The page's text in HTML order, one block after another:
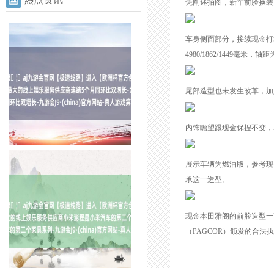
凭阐述拍图，新车前脸换
车身侧面部分，接续现金
4980/1862/1449毫米，轴距
尾部造型也未发生改革，
内饰瞻望跟现金保捏不变
展示车辆为燃油版，参考
承这一造型。
现金本田雅阁的前脸造型
（PAGCOR）颁发的合